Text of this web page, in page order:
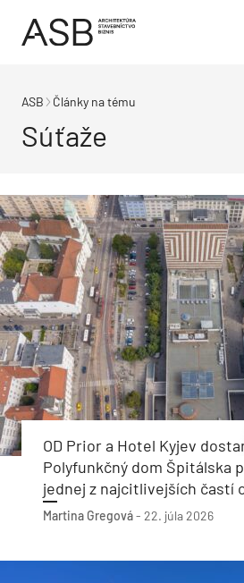
ASB Články na tému
Súťaže
OD Prior a Hotel Kyjev
Polyfunkčný dom Špitálska
jednej z najcitlivejších častí
Martina Gregová- 22. júla 2026